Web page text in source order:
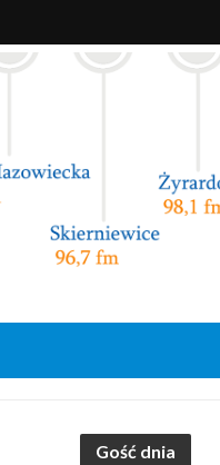
Gość dnia